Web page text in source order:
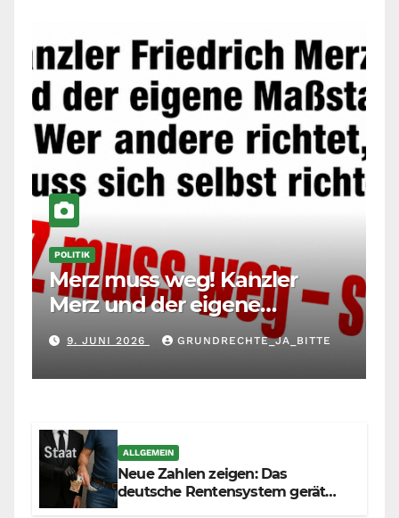
POLITIK
Merz muss weg! Kanzler
Merz und der eigene
Maßstab: Wer andere richtet,
muss sich selbst richten
9. JUNI 2026 GRUNDRECHTE_JA_BITTE
ALLGEMEIN
Neue Zahlen zeigen: Das
deutsche Rentensystem gerät